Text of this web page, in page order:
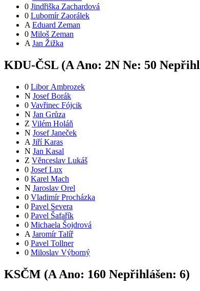
0 Jindřiška Zachardová
0 Lubomír Zaorálek
A Eduard Zeman
0 Miloš Zeman
A Jan Žižka
KDU-ČSL (AAno: 2N Ne: 50
0 Libor Ambrozek
N Josef Borák
0 Vavřinec Fójcik
N Jan Grůza
Z Vilém Holáň
N Josef Janeček
A Jiří Karas
N Jan Kasal
Z Věnceslav Lukáš
0 Josef Lux
0 Karel Mach
N Jaroslav Orel
0 Vladimír Procházka
0 Pavel Severa
0 Pavel Šafařík
0 Michaela Šojdrová
A Jaromír Talíř
0 Pavel Tollner
0 Miloslav Výborný
KSČM (A Ano: 160 Nepřihlášen: 6)